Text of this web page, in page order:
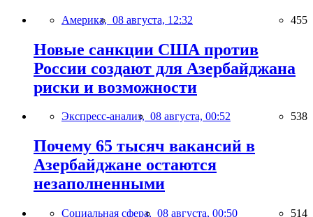
Америка, 08 августа, 12:32 455
Новые санкции США против
России создают для Азербайджана
риски и возможности
Экспресс-анализ, 08 августа, 00:52 538
Почему 65 тысяч вакансий в
Азербайджане остаются
незаполненными
Социальная сфера, 08 августа, 00:50 514